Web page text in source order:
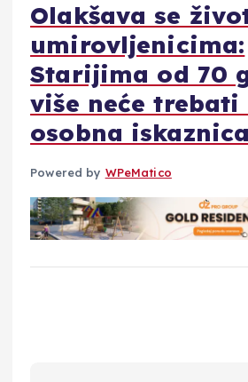
Olakšava se
umirovljenicima:
Starijima od 70
više neće trebati
osobna iskaznica
Powered by WPeMatico